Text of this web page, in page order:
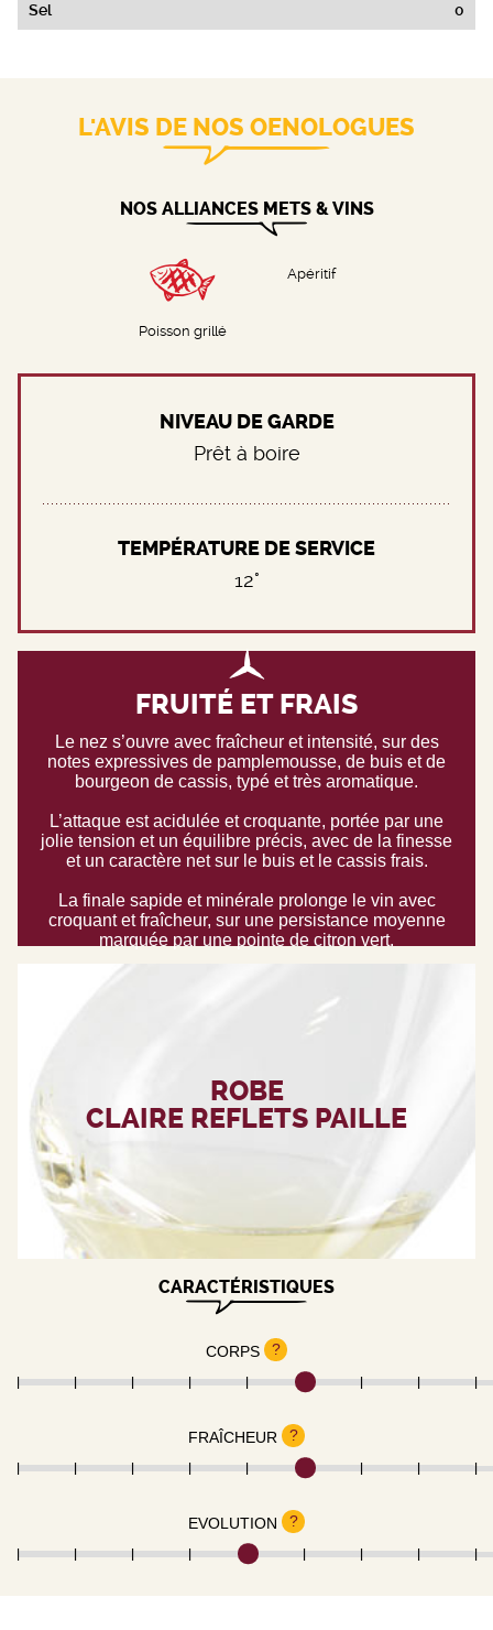
Sel 0
L'AVIS DE NOS OENOLOGUES
NOS ALLIANCES METS & VINS
Poisson grillé
Apéritif
FRUITÉ ET FRAIS
Le nez s’ouvre avec fraîcheur et intensité, sur des
notes expressives de pamplemousse, de buis et de
bourgeon de cassis, typé et très aromatique.
L’attaque est acidulée et croquante, portée par une
jolie tension et un équilibre précis, avec de la finesse
et un caractère net sur le buis et le cassis frais.
La finale sapide et minérale prolonge le vin avec
croquant et fraîcheur, sur une persistance moyenne
marquée par une pointe de citron vert.
ROBE
CLAIRE REFLETS PAILLE
NIVEAU DE GARDE
Prêt à boire
TEMPÉRATURE DE SERVICE
12°
CARACTÉRISTIQUES
CORPS ?
FRAÎCHEUR ?
EVOLUTION ?